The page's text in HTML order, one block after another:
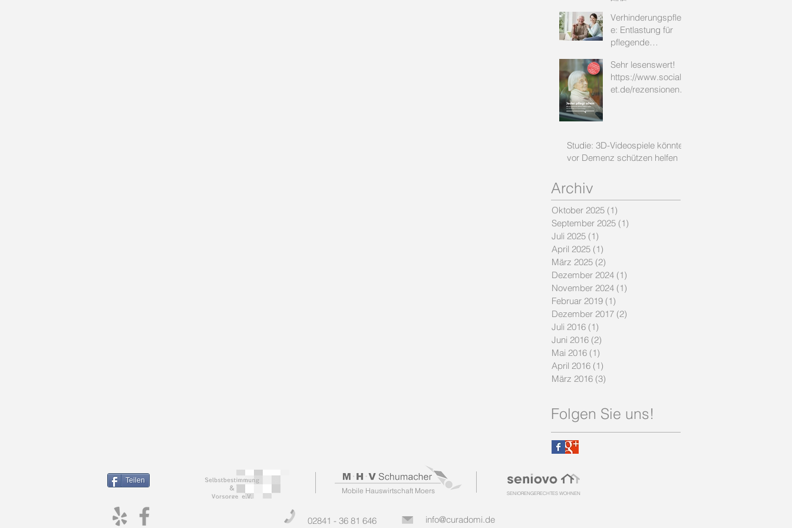
pflegebedürftige
Person?
Verhinderungspfleg
e: Entlastung für
pflegende
finanzielle
Unterstützung
durch die
Sehr lesenswert!
https://www.socialn
et.de/rezensionen/2
Studie: 3D-Videospiele könnten
vor Demenz schützen helfen
Archiv
Oktober 2025 (1)
September 2025 (1)
Juli 2025 (1)
April 2025 (1)
März 2025 (2)
Dezember 2024 (1)
November 2024 (1)
Februar 2019 (1)
Dezember 2017 (2)
Juli 2016 (1)
Juni 2016 (2)
Mai 2016 (1)
April 2016 (1)
März 2016 (3)
Folgen Sie uns!
Teilen
Mobile Hauswirtschaft Moers SENIORENGERECHTES WOHNEN
info@curadomi.de
02841 - 36 81 646